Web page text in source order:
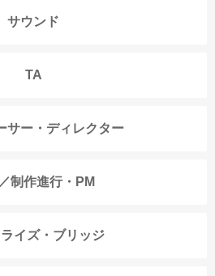
サウンド
TA
サー・ディレクター
制作進行・PM
イズ・ブリッジ